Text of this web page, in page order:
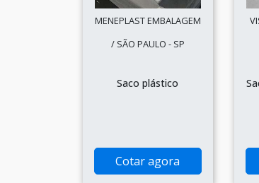
MENEPLAST EMBALAGEM
/ SÃO PAULO - SP
Saco plástico
Cotar agora